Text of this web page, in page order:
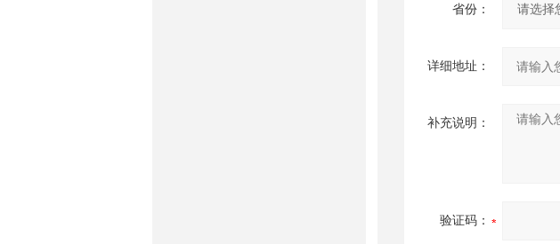
省份：
详细地址：
补充说明：
验证码：